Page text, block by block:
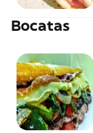
Bocatas